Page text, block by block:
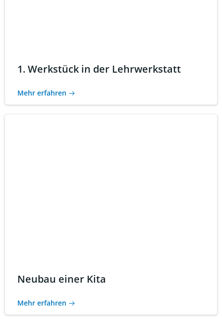
1. Werkstück in der Lehrwerkstatt
Mehr erfahren
Neubau einer Kita
Mehr erfahren